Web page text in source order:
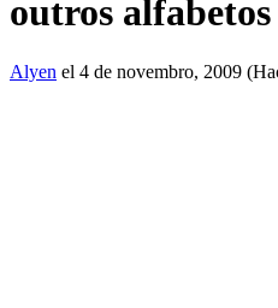
outros alfabetos
Alyen el 4 de novembro, 2009